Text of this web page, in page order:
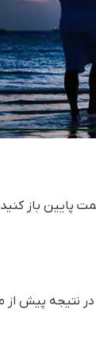
پایین باز
نتیجه پیش از